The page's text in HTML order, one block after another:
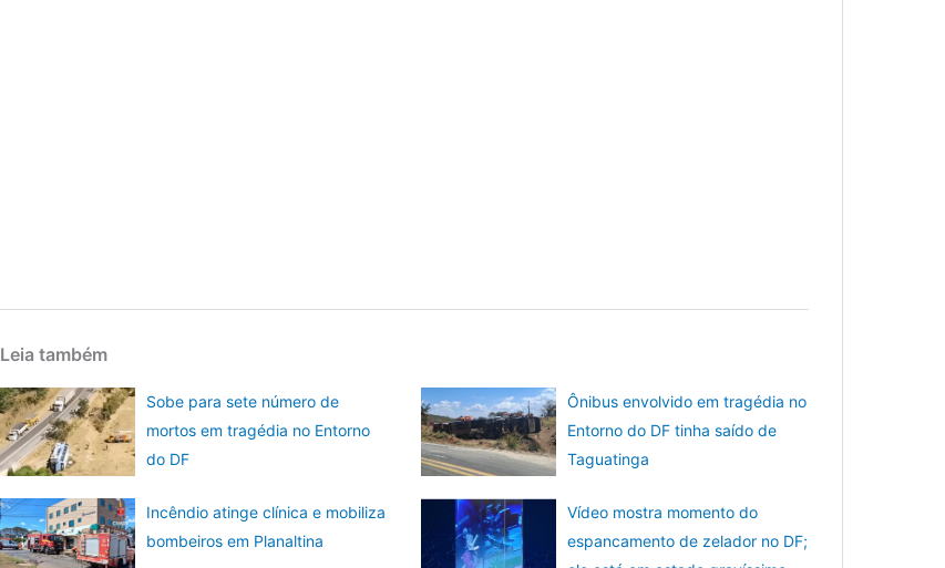
Leia também
Sobe para sete número de
mortos em tragédia no Entorno
do DF
Ônibus envolvido em tragédia no
Entorno do DF tinha saído de
Taguatinga
Incêndio atinge clínica e mobiliza
bombeiros em Planaltina
Vídeo mostra momento do
espancamento de zelador no DF;